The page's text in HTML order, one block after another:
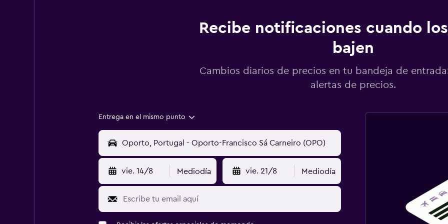
Recibe notificaciones cuando
bajen
Cambios diarios de precios en tu bandeja de
alertas de precios.
Entrega en el mismo punto
vie. 14/8 Mediodía vie. 21/8 Mediodía